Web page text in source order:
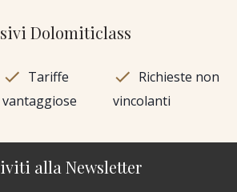
Dolomiticlass
Tariffe
vantaggiose
Richieste non
vincolanti
alla Newsletter